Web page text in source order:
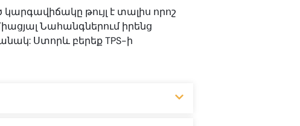
թույլ է տալիս որոշ
Նահանգներում իրենց
Ստորև բերեք TPS-ի